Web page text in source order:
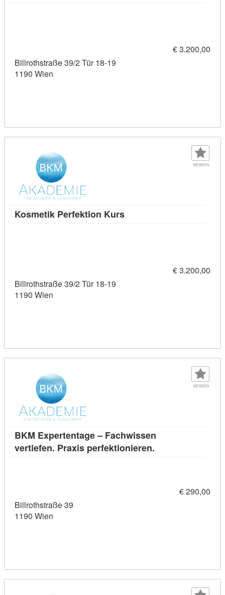
€ 3.200,00
Billrothstraße 39/2 Tür 18-19
1190 Wien
MERKEN
Kosmetik Perfektion KursKursdetail: Kosmetik
€ 3.200,00
Billrothstraße 39/2 Tür 18-19
1190 Wien
MERKEN
BKM Expertentage – Fachwissen
vertiefen. Praxis perfektionieren.
€ 290,00
Billrothstraße 39
1190 Wien